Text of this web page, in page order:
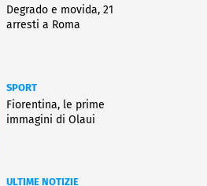
Degrado e movida, 21
arresti a Roma
SPORT
Fiorentina, le prime
immagini di Olaui
ULTIME NOTIZIE